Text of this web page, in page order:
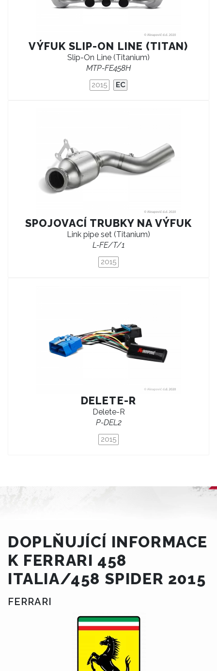
VÝFUK SLIP-ON LINE (TITAN)
Slip-On Line (Titanium)
MTP-FE458H
2015 EC
SPOJOVACÍ TRUBKY NA VÝFUK
Link pipe set (Titanium)
L-FE/T/1
2015
DELETE-R
Delete-R
P-DEL2
2015
DOPLŇUJÍCÍ INFORMACE
K FERRARI 458
ITALIA/458 SPIDER 2015
FERRARI